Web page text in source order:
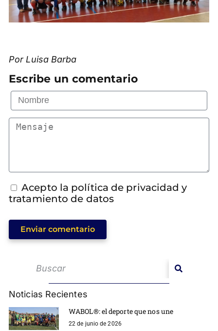
Por Luisa Barba
Escribe un comentario
Acepto la política de privacidad y
tratamiento de datos
Enviar comentario
Noticias Recientes
WABOL®: el deporte que nos une
22 de junio de 2026